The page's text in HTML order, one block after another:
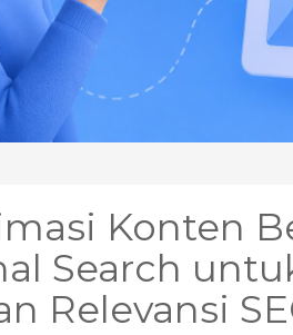
Konten
Search
Relevansi